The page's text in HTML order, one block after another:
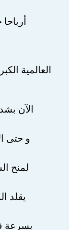
العالمية
الآن
و حتى
لمنح
يقلد
بسرعة